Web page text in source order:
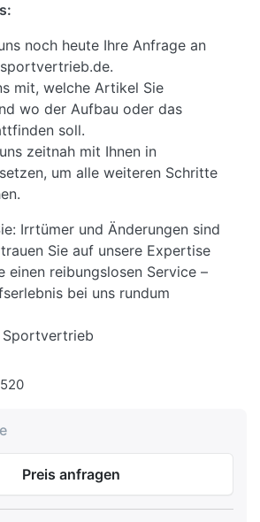
noch heute Ihre Anfrage an
mit, welche Artikel Sie
wo der Aufbau oder das
soll.
zeitnah mit Ihnen in
um alle weiteren Schritte
Irrtümer und Änderungen sind
Sie auf unsere Expertise
einen reibungslosen Service –
bei uns rundum
Sportvertrieb
Preis anfragen